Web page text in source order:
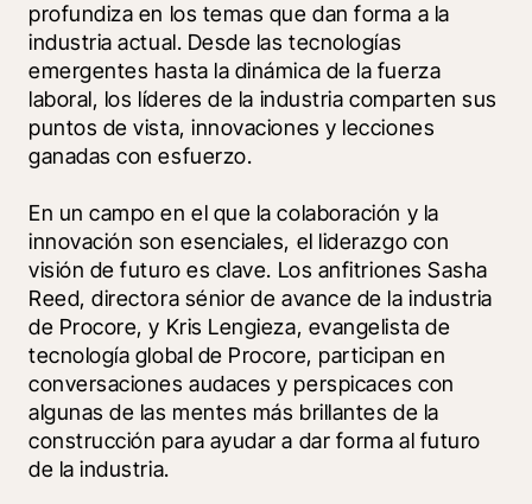
profundiza en los temas que dan forma a la
industria actual. Desde las tecnologías
emergentes hasta la dinámica de la fuerza
laboral, los líderes de la industria comparten sus
puntos de vista, innovaciones y lecciones
ganadas con esfuerzo.
En un campo en el que la colaboración y la
innovación son esenciales, el liderazgo con
visión de futuro es clave. Los anfitriones Sasha
Reed, directora sénior de avance de la industria
de Procore, y Kris Lengieza, evangelista de
tecnología global de Procore, participan en
conversaciones audaces y perspicaces con
algunas de las mentes más brillantes de la
construcción para ayudar a dar forma al futuro
de la industria.